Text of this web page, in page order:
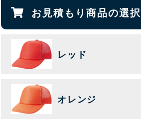
お見積もり商品の選択
レッド
オレンジ